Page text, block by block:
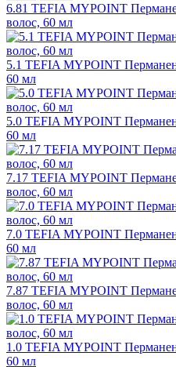
6.81 TEFIA MYPOINT
волос, 60 мл
5.1 TEFIA MYPOINT
60 мл
5.0 TEFIA MYPOINT
60 мл
7.17 TEFIA MYPOINT
волос, 60 мл
7.0 TEFIA MYPOINT
60 мл
7.87 TEFIA MYPOINT
волос, 60 мл
1.0 TEFIA MYPOINT
60 мл